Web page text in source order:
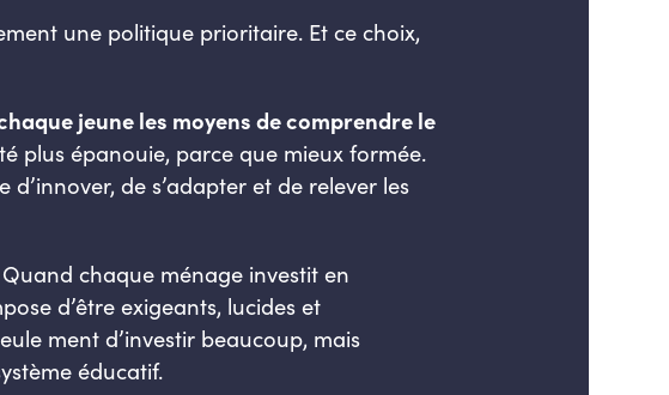
une politique prioritaire. Et ce choix,
jeune les moyens de comprendre le
plus épanouie, parce que mieux formée.
de s’adapter et de relever les
chaque ménage investit en
d’être exigeants, lucides et
ment d’investir beaucoup, mais
éducatif.